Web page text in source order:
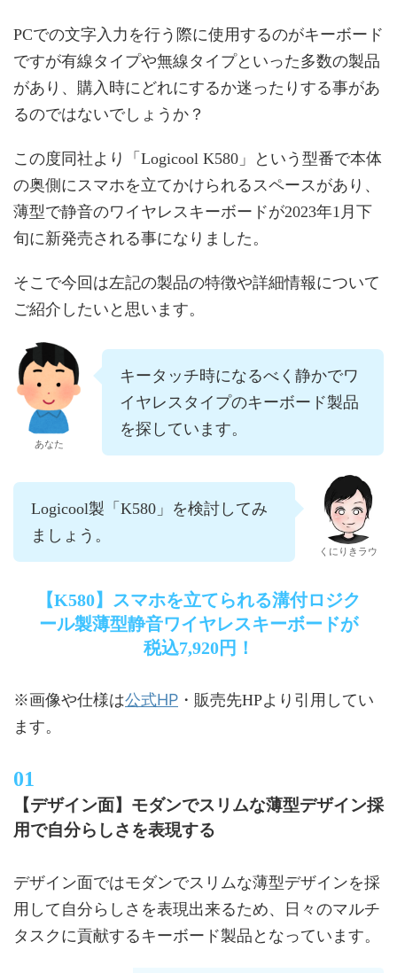
PCでの文字入力を行う際に使用するのがキーボード
ですが有線タイプや無線タイプといった多数の製品
があり、購入時にどれにするか迷ったりする事があ
るのではないでしょうか？
この度同社より「Logicool K580」という型番で本体
の奥側にスマホを立てかけられるスペースがあり、
薄型で静音のワイヤレスキーボードが2023年1月下
旬に新発売される事になりました。
そこで今回は左記の製品の特徴や詳細情報について
ご紹介したいと思います。
あなた
キータッチ時になるべく静かでワ
イヤレスタイプのキーボード製品
を探しています。
Logicool製「K580」を検討してみ
ましょう。
くにりきラウ
【K580】スマホを立てられる溝付ロジク
ール製薄型静音ワイヤレスキーボードが
税込7,920円！
※画像や仕様は公式HP ・販売先HPより引用してい
ます。
【デザイン面】モダンでスリムな薄型デザイン採
用で自分らしさを表現する
デザイン面ではモダンでスリムな薄型デザインを採
用して自分らしさを表現出来るため、日々のマルチ
タスクに貢献するキーボード製品となっています。